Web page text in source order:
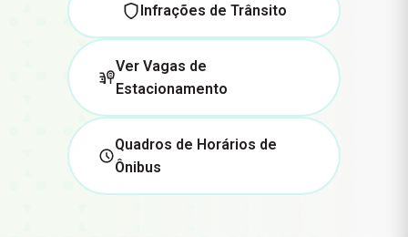
Infrações de Trânsito
Ver Vagas de
Estacionamento
Quadros de Horários de
Ônibus